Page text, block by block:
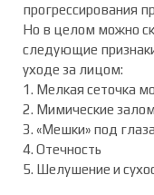
прогрессирования
Но в целом можно
следующие
уходе за лицом:
1. Мелкая сеточка
2. Мимические
3. «Мешки» под
4. Отечность
5. Шелушение и